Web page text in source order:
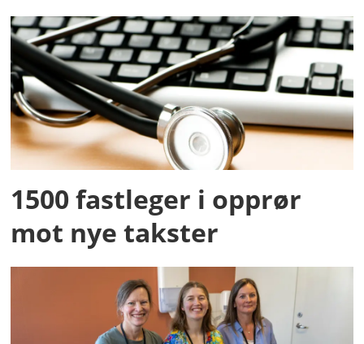
1500 fastleger i opprør
mot nye takster